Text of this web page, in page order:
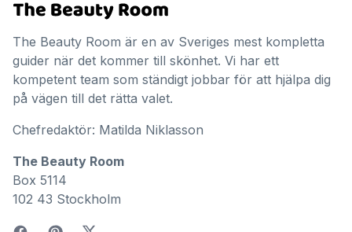
The Beauty Room är en av Sveriges mest kompletta
guider när det kommer till skönhet. Vi har ett
kompetent team som ständigt jobbar för att hjälpa dig
på vägen till det rätta valet.
Chefredaktör: Matilda Niklasson
The Beauty Room
Box 5114
102 43 Stockholm